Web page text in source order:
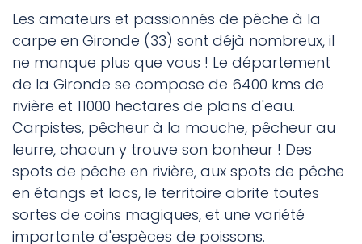
Les amateurs et passionnés de pêche à la
carpe en Gironde (33) sont déjà nombreux, il
ne manque plus que vous ! Le département
de la Gironde se compose de 6400 kms de
rivière et 11000 hectares de plans d'eau.
Carpistes, pêcheur à la mouche, pêcheur au
leurre, chacun y trouve son bonheur ! Des
spots de pêche en rivière, aux spots de pêche
en étangs et lacs, le territoire abrite toutes
sortes de coins magiques, et une variété
importante d'espèces de poissons.